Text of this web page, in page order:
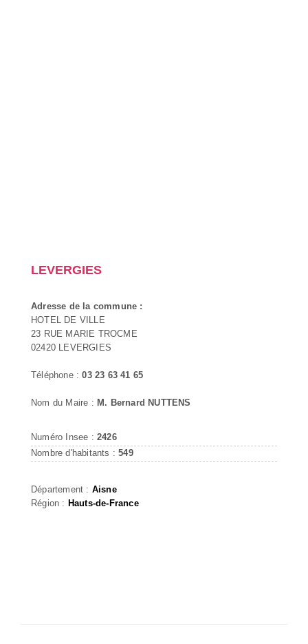
LEVERGIES
Adresse de la commune :
HOTEL DE VILLE
23 RUE MARIE TROCME
02420 LEVERGIES
Téléphone :03 23 63 41 65
Nom du Maire : M. Bernard NUTTENS
Numéro Insee : 2426
Nombre d'habitants :549
Département : Aisne
Région : Hauts-de-France